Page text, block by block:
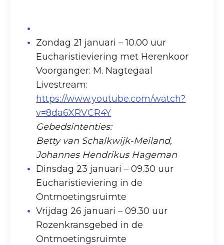
Zondag 21 januari – 10.00 uur
Eucharistieviering met Herenkoor
Voorganger: M. Nagtegaal
Livestream:
https://www.youtube.com/watch?
v=8da6XRVCR4Y
Gebedsintenties:
Betty van Schalkwijk-Meiland,
Johannes Hendrikus Hageman
Dinsdag 23 januari – 09.30 uur
Eucharistieviering in de
Ontmoetingsruimte
Vrijdag 26 januari – 09.30 uur
Rozenkransgebed in de
Ontmoetingsruimte